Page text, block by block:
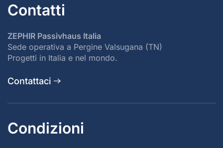
Contatti
ZEPHIR Passivhaus Italia
Sede operativa a Pergine Valsugana (TN)
Progetti in Italia e nel mondo.
Contattaci
Condizioni